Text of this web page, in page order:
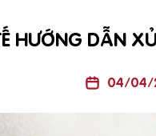
HƯỚNG DẪN
04/04/